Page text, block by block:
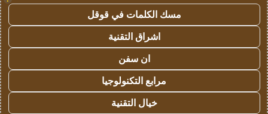
مسك الكلمات في قوقل
اشراق التقنية
ان سفن
مرابع التكنولوجيا
خيال التقنية